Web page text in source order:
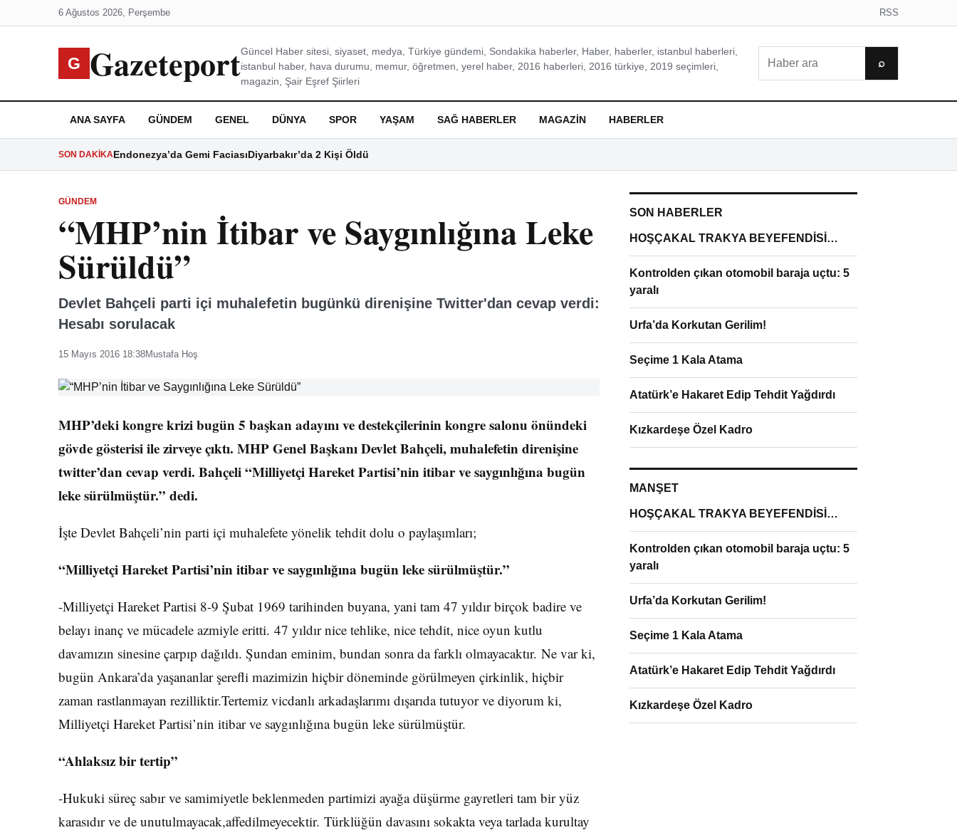
6 Ağustos 2026, Perşembe RSS
G GazeteportGüncel Haber sitesi, siyaset, medya, Türkiye gündemi, Sondakika haberler, Haber, haberler, istanbul haberleri,
istanbul haber, hava durumu, memur, öğretmen, yerel haber, 2016 haberleri, 2016 türkiye, 2019 seçimleri,
magazin, Şair Eşref Şiirleri
⌕
ANA SAYFA GÜNDEM GENEL DÜNYA SPOR YAŞAM SAĞ HABERLER MAGAZIN HABERLER
SON DAKIKAEndonezya’da Gemi FaciasıDiyarbakır’da 2 Kişi Öldü
GÜNDEM
“MHP’nin İtibar ve Saygınlığına Leke
Sürüldü”
Devlet Bahçeli parti içi muhalefetin bugünkü direnişine Twitter'dan cevap verdi:
Hesabı sorulacak
15 Mayıs 2016 18:38Mustafa Hoş
MHP’deki kongre krizi bugün 5 başkan adayını ve destekçilerinin kongre salonu önündeki
gövde gösterisi ile zirveye çıktı. MHP Genel Başkanı Devlet Bahçeli, muhalefetin direnişine
twitter’dan cevap verdi. Bahçeli “Milliyetçi Hareket Partisi’nin itibar ve saygınlığına bugün
leke sürülmüştür.” dedi.
İşte Devlet Bahçeli’nin parti içi muhalefete yönelik tehdit dolu o paylaşımları;
“Milliyetçi Hareket Partisi’nin itibar ve saygınlığına bugün leke sürülmüştür.”
-Milliyetçi Hareket Partisi 8-9 Şubat 1969 tarihinden buyana, yani tam 47 yıldır birçok badire ve
belayı inanç ve mücadele azmiyle eritti. 47 yıldır nice tehlike, nice tehdit, nice oyun kutlu
davamızın sinesine çarpıp dağıldı. Şundan eminim, bundan sonra da farklı olmayacaktır. Ne var ki,
bugün Ankara’da yaşananlar şerefli mazimizin hiçbir döneminde görülmeyen çirkinlik, hiçbir
zaman rastlanmayan rezilliktir.Tertemiz vicdanlı arkadaşlarımı dışarıda tutuyor ve diyorum ki,
Milliyetçi Hareket Partisi’nin itibar ve saygınlığına bugün leke sürülmüştür.
“Ahlaksız bir tertip”
-Hukuki süreç sabır ve samimiyetle beklenmeden partimizi ayağa düşürme gayretleri tam bir yüz
karasıdır ve de unutulmayacak,affedilmeyecektir. Türklüğün davasını sokakta veya tarlada kurultay
SON HABERLER
HOŞÇAKAL TRAKYA BEYEFENDİSİ…
Kontrolden çıkan otomobil baraja uçtu: 5
yaralı
Urfa’da Korkutan Gerilim!
Seçime 1 Kala Atama
Atatürk’e Hakaret Edip Tehdit Yağdırdı
Kızkardeşe Özel Kadro
MANŞET
HOŞÇAKAL TRAKYA BEYEFENDİSİ…
Kontrolden çıkan otomobil baraja uçtu: 5
yaralı
Urfa’da Korkutan Gerilim!
Seçime 1 Kala Atama
Atatürk’e Hakaret Edip Tehdit Yağdırdı
Kızkardeşe Özel Kadro